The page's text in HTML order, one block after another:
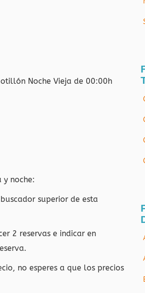
Noche Vieja de 00:00h
y noche:
superior de esta
2 reservas e indicar en
no esperes a que los precios